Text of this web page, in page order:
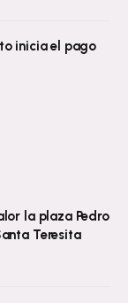
inicia el pago
la plaza Pedro
Teresita